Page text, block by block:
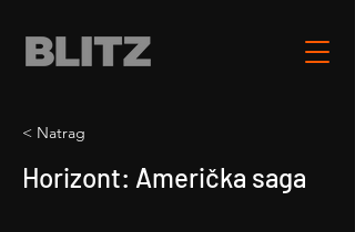
< Natrag
Horizont: Američka saga